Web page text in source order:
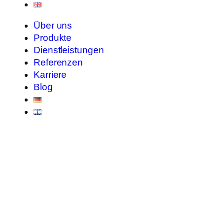
Über uns
Produkte
Dienstleistungen
Referenzen
Karriere
Blog